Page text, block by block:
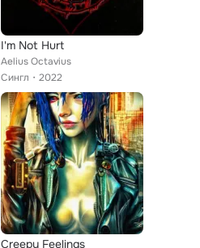
I'm Not Hurt
Aelius Octavius
Сингл
2022
Creepy Feelings